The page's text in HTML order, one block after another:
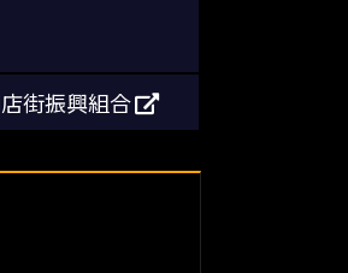
街振興組合